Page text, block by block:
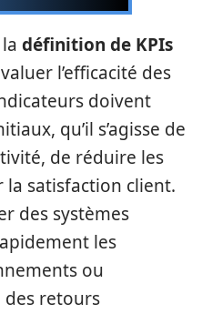
définition de KPIs
l’efficacité des
doivent
qu’il s’agisse de
de réduire les
la satisfaction client.
des systèmes
les
ou
des retours